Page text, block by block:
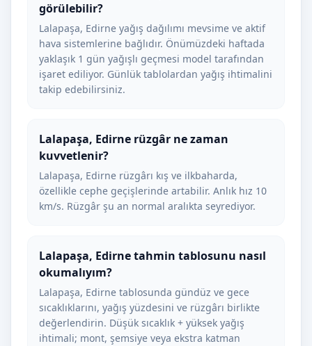
görülebilir?
Lalapaşa, Edirne yağış dağılımı mevsime ve aktif
hava sistemlerine bağlıdır. Önümüzdeki haftada
yaklaşık 1 gün yağışlı geçmesi model tarafından
işaret ediliyor. Günlük tablolardan yağış ihtimalini
takip edebilirsiniz.
Lalapaşa, Edirne rüzgâr ne zaman
kuvvetlenir?
Lalapaşa, Edirne rüzgârı kış ve ilkbaharda,
özellikle cephe geçişlerinde artabilir. Anlık hız 10
km/s. Rüzgâr şu an normal aralıkta seyrediyor.
Lalapaşa, Edirne tahmin tablosunu nasıl
okumalıyım?
Lalapaşa, Edirne tablosunda gündüz ve gece
sıcaklıklarını, yağış yüzdesini ve rüzgârı birlikte
değerlendirin. Düşük sıcaklık + yüksek yağış
ihtimali; mont, şemsiye veya ekstra katman